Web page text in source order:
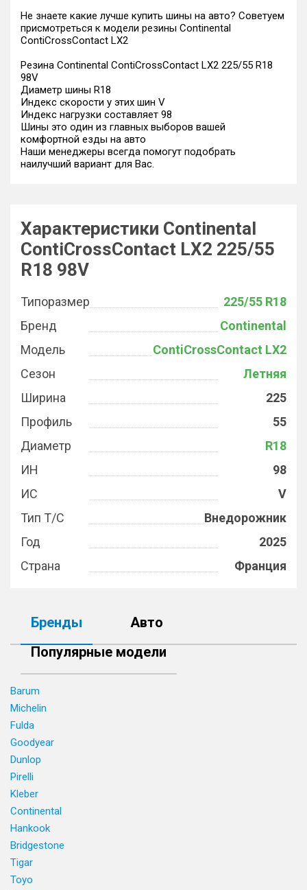
Не знаете какие лучше купить шины на авто? Советуем
присмотреться к модели резины Continental
ContiCrossContact LX2
Резина Continental ContiCrossContact LX2 225/55 R18
98V
Диаметр шины R18
Индекс скорости у этих шин V
Индекс нагрузки составляет 98
Шины это один из главных выборов вашей
комфортной езды на авто
Наши менеджеры всегда помогут подобрать
наилучший вариант для Вас.
Характеристики Continental
ContiCrossContact LX2 225/55
R18 98V
Типоразмер
225/55 R18
Бренд
Continental
Модель
ContiCrossContact LX2
Сезон
Летняя
Ширина
225
Профиль
55
Диаметр
R18
ИН
98
ИС
V
Тип Т/С
Внедорожник
Год
2025
Страна
Франция
Бренды
Авто
Популярные модели
Barum
Michelin
Fulda
Goodyear
Dunlop
Pirelli
Kleber
Continental
Hankook
Bridgestone
Tigar
Toyo